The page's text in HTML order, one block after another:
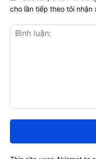
luận:
cho lần tiếp theo tôi nhận